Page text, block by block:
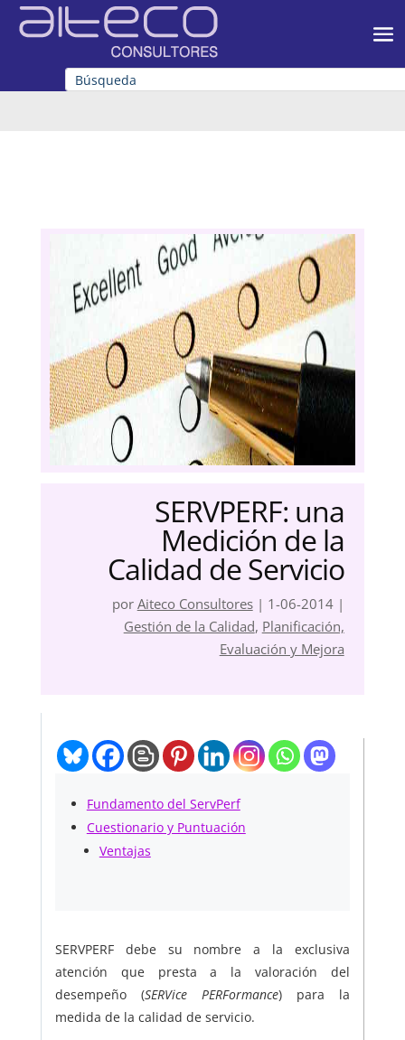
SERVPERF: una
Medición de la
Calidad de Servicio
por Aiteco Consultores| 1-06-2014|
Gestión de la Calidad, Planificación,
Evaluación y Mejora
Fundamento del ServPerf
Cuestionario y Puntuación
Ventajas
SERVPERF debe su nombre a la exclusiva
atención que presta a la valoración del
desempeño (SERVice PERFormance) para la
medida de la calidad de servicio.